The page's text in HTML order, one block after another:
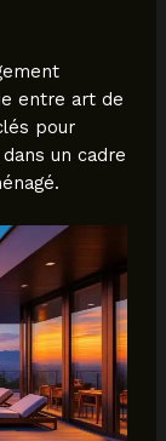
entre art de
pour
un cadre